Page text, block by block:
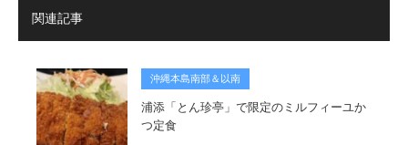
関連記事
沖縄本島南部＆以南
浦添「とん珍亭」で限定のミルフィーユか
つ定食